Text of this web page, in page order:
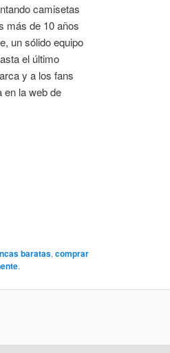
camisetas
más de 10 años
un sólido equipo
el último
y a los fans
en la web de
baratas,comprar
.